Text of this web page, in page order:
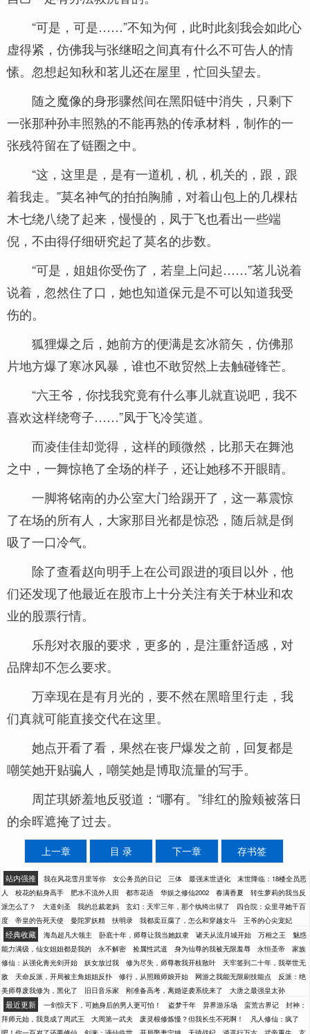
“可是，可是……”不知为何，此时此刻我会如此心
虚得紧，仿佛我与张继昭之间真有什么不可告人的情
愫。忽想起知秋和茗儿还在屋里，忙回头望去。
随之魔像的身形骤然间在黑阳链中消失，只剩下
一张那种孙丰照熟的不能再熟的传承材料，制作的一
张残符留在了链圈之中。
“这，这里是，是有一道机，机，机关的，跟，跟
着我走。”莫名神气的拍拍胸脯，对着山包上的几棵枯
木七绕八绕了起来，慢慢的，凤于飞也看出一些端
倪，不由得仔细研究起了莫名的步数。
“可是，姐姐你受伤了，若皇上问起……”茗儿说着
说着，忽然住了口，她也知道保元是不可以知道我受
伤的。
狐狸爆之后，她前方的便满是玄冰箭矢，仿佛那
片地方爆了寒冰风暴，谁也不敢贸然上去触碰锋芒。
“六王爷，你找我究竟有什么事儿就直说吧，我不
喜欢这样绕弯子……”凤于飞冷笑道。
而凌佳佳却觉得，这样的顾微然，比那天在舞池
之中，一舞惊艳了全场的样子，还让她移不开眼睛。
一脚将铭南的办公室大门给踢开了，这一幕震惊
了在场的所有人，大家那目光都是惊恐，随后就是倒
吸了一口冷气。
除了查看赵向明手上在公司跟进的项目以外，他
们还发现了他最近在股市上十分关注有关于林业和农
业的股票行情。
乐彤对衣服的要求，更多的，是注重舒适感，对
品牌却不怎么要求。
万幸现在是有月光的，要不然在黑暗里行走，我
们真就可能直接交代在这里。
她点开看了看，果然在丧尸爆发之前，回复都是
嘲笑她开贴骗人，嘲笑她是博取流量的写手。
周芷琪娇羞地反驳道：“哪有。”绯红的脸颊被落日
的余晖遮掩了过去。
上一章 目 录 下一章 存书签
站内强推 我在风花雪月里等你 女公务员的日记 三体 最强末世进化
末世降临：18楼全员恶
人
校花的贴身高手 肥水不流外人田 都市花语 华娱之修仙2002 春满香夏
转生萝莉的我当反
派怎么了？
大道剑圣 我的总裁老妈 玄幻：天牢三年，那个纨绔出狱了
四合院：众里寻她千百
度
帝皇的告死天使 曼陀罗妖精 扶明录 我都卖豆腐了，怎么和穿越女斗 王爷的心尖宠妃
经典收藏 海岛超凡大领主 卧底十年，师尊让我当她奴隶 诸天从流月城开始 万相之王
魅惑
能力满级，仙女姐姐都是我的
永不解密 捡属性武道 身为仙尊的我被无限羞辱 永恒圣帝
家族
修仙：从强化青光剑开始
妖女放过我 修为尽失，师尊教我开枝散叶
天牢签到二十年，我举世无
敌
天命反派，开局被主角姐姐反扑 修行，从照顾师娘开始 网游之我能无限刷技能点
反派：绝
美师尊废我修为，黑化了
旧日音乐家 刚准备高考，离婚逆袭系统来了 大唐之最强皇太孙
最近更新 一剑惊天下，可她身后的男人更可怕！ 盗梦千年 异界游乐场 蛮荒古界记
封神：
拜师元始，我竟成了周武王
大周第一武夫 废灵根修炼慢？但我长生不死啊！
凡人修仙：疯了